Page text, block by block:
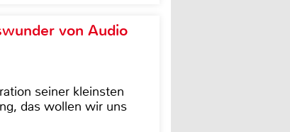
von Audio
seiner kleinsten
das wollen wir uns